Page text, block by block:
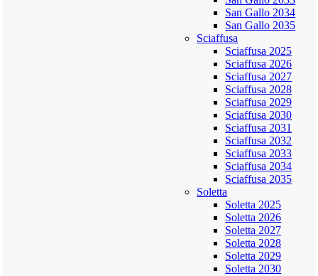
San Gallo 2034
San Gallo 2035
Sciaffusa
Sciaffusa 2025
Sciaffusa 2026
Sciaffusa 2027
Sciaffusa 2028
Sciaffusa 2029
Sciaffusa 2030
Sciaffusa 2031
Sciaffusa 2032
Sciaffusa 2033
Sciaffusa 2034
Sciaffusa 2035
Soletta
Soletta 2025
Soletta 2026
Soletta 2027
Soletta 2028
Soletta 2029
Soletta 2030